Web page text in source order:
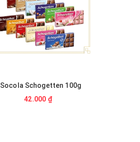
Socola Schogetten 100g
42.000 ₫